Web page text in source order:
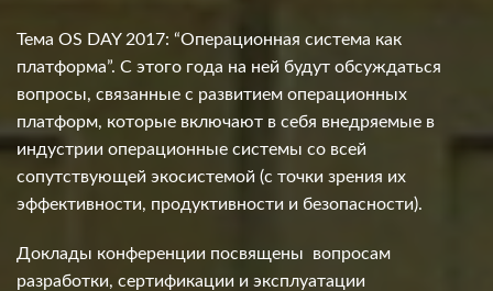
Тема OS DAY 2017: “Операционная система как
платформа”. С этого года на ней будут обсуждаться
вопросы, связанные с развитием операционных
платформ, которые включают в себя внедряемые в
индустрии операционные системы со всей
сопутствующей экосистемой (с точки зрения их
эффективности, продуктивности и безопасности).
Доклады конференции посвящены вопросам
разработки, сертификации и эксплуатации